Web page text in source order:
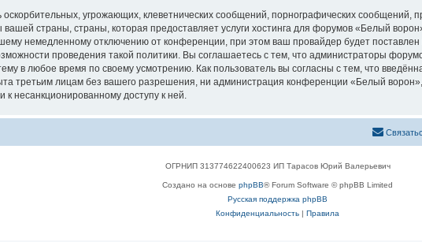
угрожающих, клеветнических сообщений, порнографических сообщений,
вашей страны, страны, которая предоставляет услуги хостинга для форумов «Белый
немедленному отключению от конференции, при этом ваш провайдер будет
проведения такой политики. Вы соглашаетесь с тем, что администраторы
в любое время по своему усмотрению. Как пользователь вы согласны с тем, что
третьим лицам без вашего разрешения, ни администрация конференции «Белый
к несанкционированному доступу к ней.
ОГРНИП 313774622400623 ИП Тарасов Юрий Валерьевич
Создано на основеphpBB® Forum Software © phpBB Limited
Русская поддержка phpBB
Конфиденциальность |Правила